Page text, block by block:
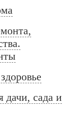
дачи, сада и